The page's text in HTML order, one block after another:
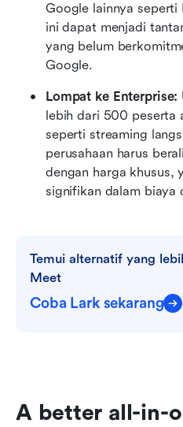
Google lainnya seperti
ini dapat menjadi
yang belum
Google.
Lompat ke Enterprise:
lebih dari 500 peserta
seperti streaming
perusahaan harus
dengan harga khusus,
signifikan dalam biaya
Temui alternatif yang
Meet
Coba Lark sekarang
A better all-in-